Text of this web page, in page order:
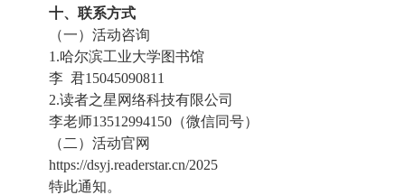
十、联系方式
（一）活动咨询
1.哈尔滨工业大学图书馆
李 君15045090811
2.读者之星网络科技有限公司
李老师13512994150（微信同号）
（二）活动官网
https://dsyj.readerstar.cn/2025
特此通知。